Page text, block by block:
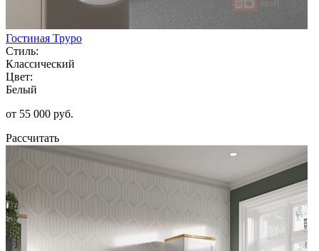
Гостиная Труро
Стиль:
Классический
Цвет:
Белый
от 55 000 руб.
Рассчитать